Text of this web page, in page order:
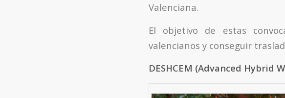
Valenciana.
El objetivo de estas
valencianos y conseguir
DESHCEM (Advanced Hybrid